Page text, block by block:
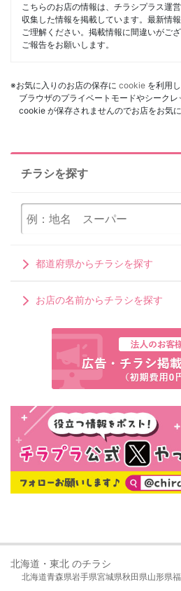
こちらのお店の情報は、チラシプラス運
収集した情報を掲載しています。最新情
ご理解ください。掲載情報に間違いがご
ご報告をお願いします。
※お気に入りのお店の保存に cookie を利用
ブラウザのプライベートモードやシーク
cookie が保存されませんのでお店をお気
チラシを探す
都道府県からチラシを探す
お店の名前からチラシを探す
北海道・東北 のチラシ
北海道青森県岩手県宮城県秋田県山形県